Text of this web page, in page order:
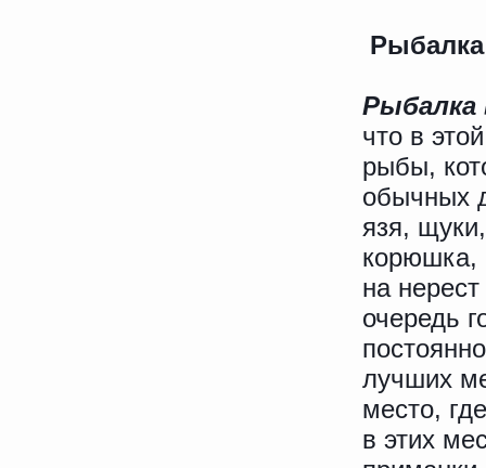
Рыбалка
что в
рыбы,
обычных
язя,
корюшка,
на
очередь
лучших
место,
в этих